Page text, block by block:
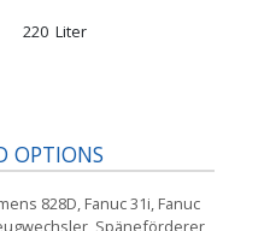
220 Liter
OPTIONS
828D, Fanuc 31i, Fanuc
Späneförderer,